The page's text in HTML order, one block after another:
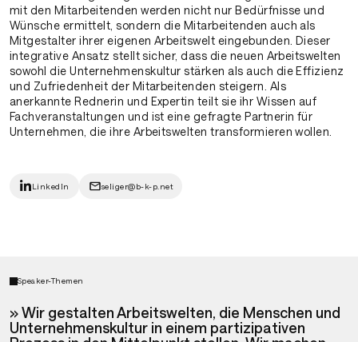
mit den Mitarbeitenden werden nicht nur Bedürfnisse und
Wünsche ermittelt, sondern die Mitarbeitenden auch als
Mitgestalter ihrer eigenen Arbeitswelt eingebunden. Dieser
integrative Ansatz stellt sicher, dass die neuen Arbeitswelten
sowohl die Unternehmenskultur stärken als auch die Effizienz
und Zufriedenheit der Mitarbeitenden steigern. Als
anerkannte Rednerin und Expertin teilt sie ihr Wissen auf
Fachveranstaltungen und ist eine gefragte Partnerin für
Unternehmen, die ihre Arbeitswelten transformieren wollen.
LinkedIn seliger@b-k-p.net
Speaker-Themen
» Wir gestalten Arbeitswelten, die Menschen und
Unternehmenskultur in einem partizipativen